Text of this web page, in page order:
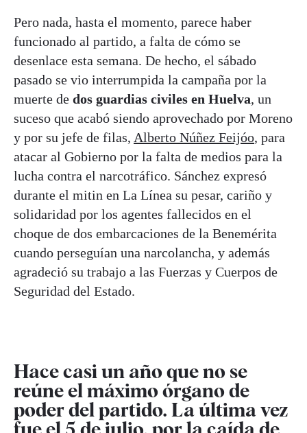
Pero nada, hasta el momento, parece haber
funcionado al partido, a falta de cómo se
desenlace esta semana. De hecho, el sábado
pasado se vio interrumpida la campaña por la
muerte de dos guardias civiles en Huelva, un
suceso que acabó siendo aprovechado por Moreno
y por su jefe de filas, Alberto Núñez Feijóo, para
atacar al Gobierno por la falta de medios para la
lucha contra el narcotráfico. Sánchez expresó
durante el mitin en La Línea su pesar, cariño y
solidaridad por los agentes fallecidos en el
choque de dos embarcaciones de la Benemérita
cuando perseguían una narcolancha, y además
agradeció su trabajo a las Fuerzas y Cuerpos de
Seguridad del Estado.
Hace casi un año que no se
reúne el máximo órgano de
poder del partido. La última vez